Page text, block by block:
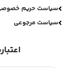
سیاست حریم
سیاست مرجوعی